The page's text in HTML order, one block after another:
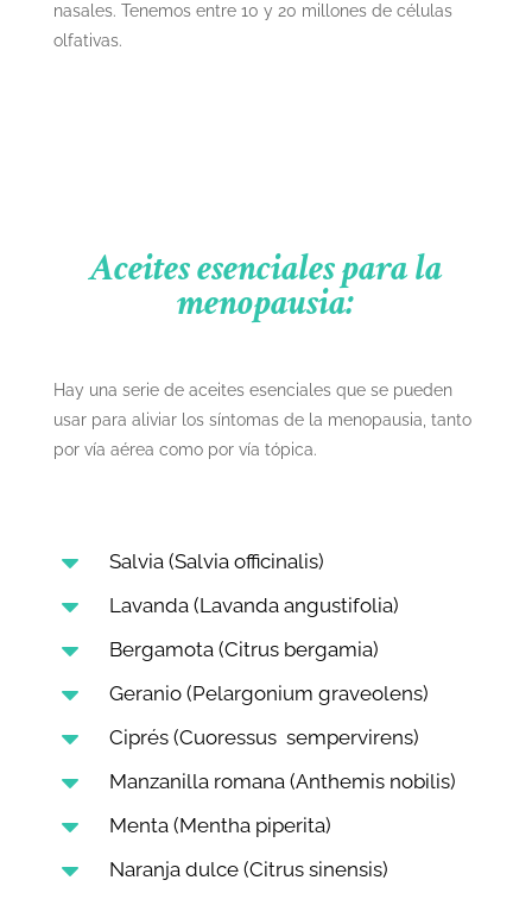
nasales. Tenemos entre 10 y 20 millones de células
olfativas.
Aceites esenciales para la
menopausia:
Hay una serie de aceites esenciales que se pueden
usar para aliviar los síntomas de la menopausia, tanto
por vía aérea como por vía tópica.
C Salvia (Salvia officinalis)
C Lavanda (Lavanda angustifolia)
C Bergamota (Citrus bergamia)
C Geranio (Pelargonium graveolens)
C Ciprés (Cuoressus sempervirens)
C Manzanilla romana (Anthemis nobilis)
C Menta (Mentha piperita)
C Naranja dulce (Citrus sinensis)